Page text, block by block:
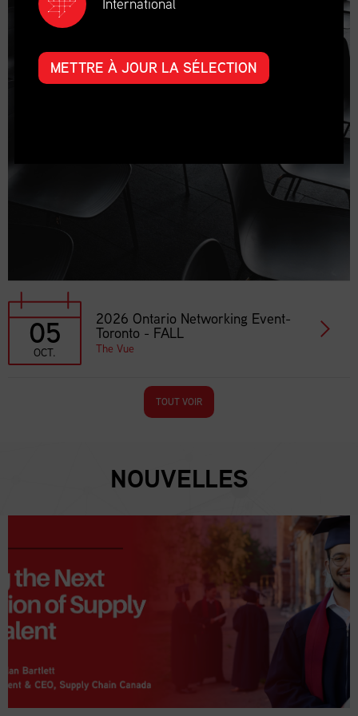
05
OCT.
2026 Ontario Networking Event-
Toronto - FALL
The Vue
TOUT VOIR
NOUVELLES
METTRE À JOUR LA SÉLECTION